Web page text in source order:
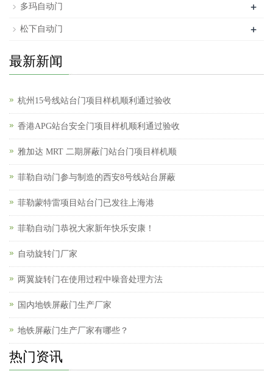
多玛自动门
+
松下自动门 +
最新新闻
杭州15号线站台门项目样机顺利通过验收
香港APG站台安全门项目样机顺利通过验收
雅加达 MRT 二期屏蔽门站台门项目样机顺
菲勒自动门参与制造的西安8号线站台屏蔽
菲勒蒙特雷项目站台门已发往上海港
菲勒自动门恭祝大家新年快乐安康！
自动旋转门厂家
两翼旋转门在使用过程中噪音处理方法
国内地铁屏蔽门生产厂家
地铁屏蔽门生产厂家有哪些？
热门资讯